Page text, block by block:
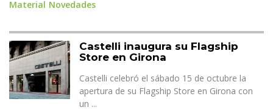
Material Novedades
Castelli inaugura su Flagship
Store en Girona
Castelli celebró el sábado 15 de octubre la
apertura de su Flagship Store en Girona con
un ...